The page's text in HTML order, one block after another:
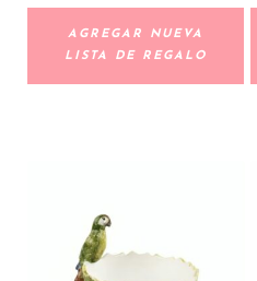
AGREGAR NUEVA
LISTA DE REGALO